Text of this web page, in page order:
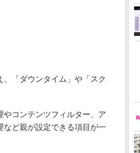
「ダウンタイム」や「スク
コンテンツフィルター、ア
など親が設定できる項目が一